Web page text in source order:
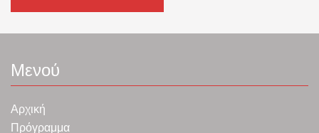
Μενού
Αρχική
Πρόγραμμα